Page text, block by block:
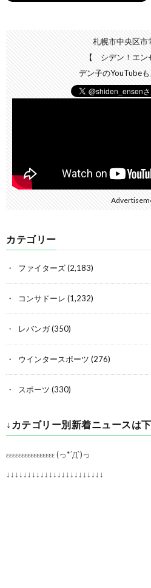
札幌市中央区市
【 シデン！エン
デン子のYouTube
カテゴリー
ファイターズ(2,183)
コンサドーレ (1,232)
レバンガ(350)
ウインタースポーツ (276)
スポーツ (330)
↓カテゴリー別新着ニュースは
εεεεεεεεεεεεεεεε (っ*´Д`)っ
↓↓↓↓↓↓↓↓↓↓↓↓↓↓↓↓↓↓↓↓↓↓↓